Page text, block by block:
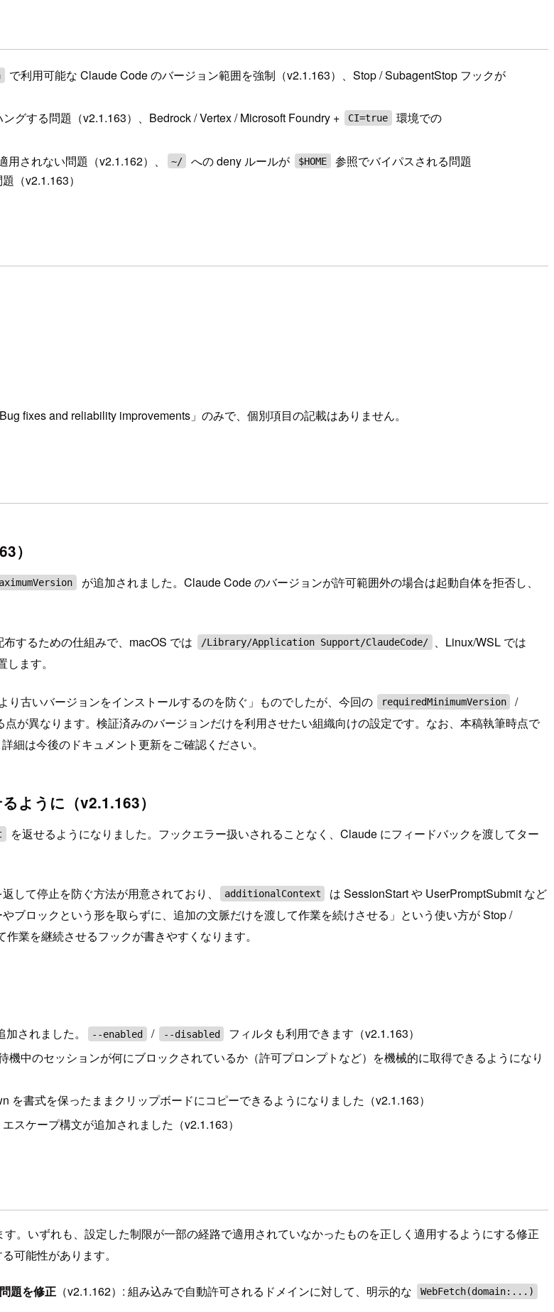
で利用可能な Claude Code のバージョン範囲を強制（v2.1.163）、Stop / SubagentStop フックが
グする問題（v2.1.163）、Bedrock / Vertex / Microsoft Foundry + CI=true
環境での
されない問題（v2.1.162）、 ~/ への deny ルールが $HOME
参照でバイパスされる問題
（v2.1.163）
fixes and reliability improvements」のみで、個別項目の記載はありません。
）
が追加されました。Claude Code のバージョンが許可範囲外の場合は起動自体を拒否し、
するための仕組みで、macOS では /Library/Application Support/ClaudeCode/ 、Linux/WSL では
します。
り古いバージョンをインストールするのを防ぐ」ものでしたが、今回の requiredMinimumVersion /
点が異なります。検証済みのバージョンだけを利用させたい組織向けの設定です。なお、本稿執筆時点で
細は今後のドキュメント更新をご確認ください。
ように（v2.1.163）
を返せるようになりました。フックエラー扱いされることなく、Claude にフィードバックを渡してター
返して停止を防ぐ方法が用意されており、 additionalContext
は SessionStart や UserPromptSubmit など
ブロックという形を取らずに、追加の文脈だけを渡して作業を続けさせる」という使い方が Stop /
業を継続させるフックが書きやすくなります。
されました。 --enabled / --disabled フィルタも利用できます（v2.1.163）
機中のセッションが何にブロックされているか（許可プロンプトなど）を機械的に取得できるようになり
書式を保ったままクリップボードにコピーできるようになりました（v2.1.163）
エスケープ構文が追加されました（v2.1.163）
。いずれも、設定した制限が一部の経路で適用されていなかったものを正しく適用するようにする修正
可能性があります。
題を修正（v2.1.162）: 組み込みで自動許可されるドメインに対して、明示的な WebFetch(domain:...)